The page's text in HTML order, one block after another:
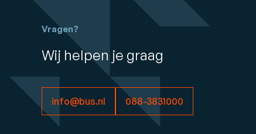
Vragen?
Wij helpen je graag
info@bus.nl 088-3831000